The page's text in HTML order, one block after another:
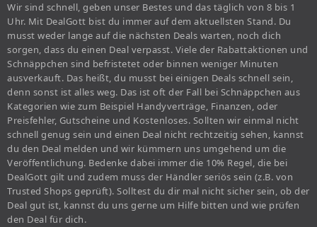
Wir sind schnell, geben unser Bestes und das täglich von 8 bis 1
Uhr. Mit DealGott bist du immer auf dem aktuellsten Stand. Du
musst weder lange auf die nächsten Deals warten, noch dich
sorgen, dass du einen Deal verpasst. Viele der Rabattaktionen und
Schnäppchen sind befristetet oder binnen weniger Minuten
ausverkauft. Das heißt, du musst bei einigen Deals schnell sein,
denn sonst ist alles weg. Das ist oft der Fall bei Schnäppchen aus
Kategorien wie zum Beispiel Handyverträge, Finanzen, oder
Preisfehler, Gutscheine und Kostenloses. Sollten wir einmal nicht
schnell genug sein und einen Deal nicht rechtzeitig sehen, kannst
du den Deal melden und wir kümmern uns umgehend um die
Veröffentlichung. Bedenke dabei immer die 10% Regel, die bei
DealGott gilt und zudem muss der Händler seriös sein (z.B. von
Trusted Shops geprüft). Solltest du dir mal nicht sicher sein, ob der
Deal gut ist, kannst du uns gerne um Hilfe bitten und wie prüfen
den Deal für dich.